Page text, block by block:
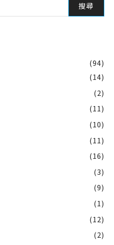
搜尋
(94)
(14)
(2)
(11)
(10)
(11)
(16)
(3)
(9)
(1)
(12)
(2)